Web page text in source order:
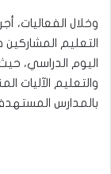
وخلال الفعاليات،
التعليم
اليوم الدراسي،
والتعليم الآليات
بالمدارس